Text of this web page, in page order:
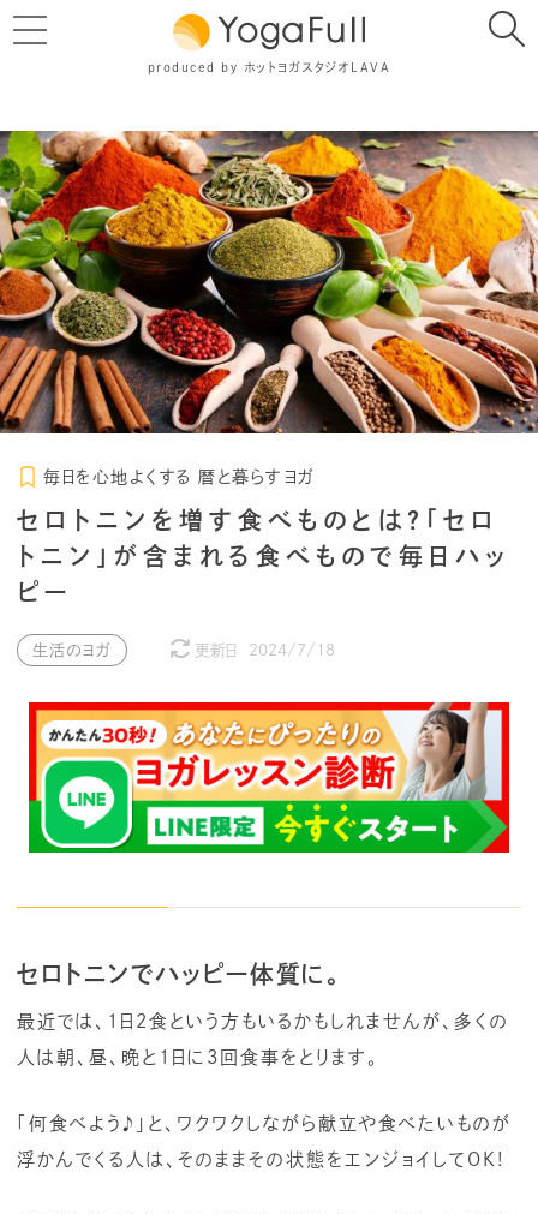
produced by ホットヨガスタジオLAVA
毎日を心地よくする 暦と暮らすヨガ
セロトニンを増す食べものとは？「セロ
トニン」が含まれる食べもので毎日ハッ
ピー
生活のヨガ 更新日 2024/7/18
セロトニンでハッピー体質に。
最近では、1日2食という方もいるかもしれませんが、多くの
人は朝、昼、晩と1日に3回食事をとります。
「何食べよう♪」と、ワクワクしながら献立や食べたいものが
浮かんでくる人は、そのままその状態をエンジョイしてOK!